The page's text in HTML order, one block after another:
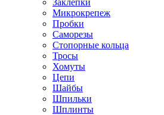
Микрокрепеж
Пробки
Саморезы
Стопорные кольца
Тросы
Хомуты
Цепи
Шайбы
Шпильки
Шплинты